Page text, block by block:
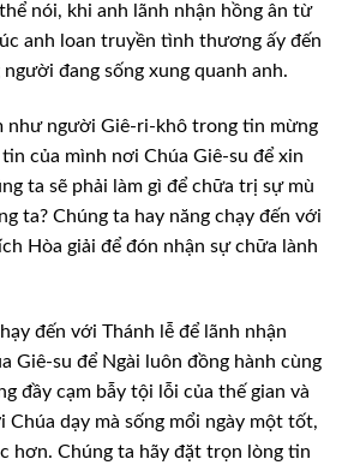
nói, khi anh lãnh nhận hồng ân từ
anh loan truyền tình thương ấy đến
đang sống xung quanh anh.
như người Giê-ri-khô trong tin mừng
của mình nơi Chúa Giê-su để xin
ta sẽ phải làm gì để chữa trị sự mù
ta? Chúng ta hay năng chạy đến với
Hòa giải để đón nhận sự chữa lành
đến với Thánh lễ để lãnh nhận
Giê-su để Ngài luôn đồng hành cùng
đầy cạm bẫy tội lỗi của thế gian và
Chúa dạy mà sống mổi ngày một tốt,
hơn. Chúng ta hãy đặt trọn lòng tin